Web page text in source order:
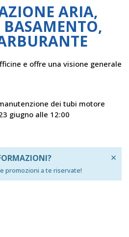
ARIA,
BASAMENTO,
e offre una visione generale
dei tubi motore
giugno alle 12:00
promozioni a te riservate!
×